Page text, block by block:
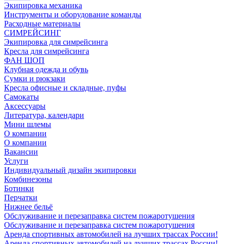
Экипировка механика
Инструменты и оборудование команды
Расходные материалы
СИМРЕЙСИНГ
Экипировка для симрейсинга
Кресла для симрейсинга
ФАН ШОП
Клубная одежда и обувь
Сумки и рюкзаки
Кресла офисные и складные, пуфы
Самокаты
Аксессуары
Литература, календари
Мини шлемы
О компании
О компании
Вакансии
Услуги
Индивидуальный дизайн экипировки
Комбинезоны
Ботинки
Перчатки
Нижнее бельё
Обслуживание и перезаправка систем пожаротушения
Обслуживание и перезаправка систем пожаротушения
Аренда спортивных автомобилей на лучших трассах России!